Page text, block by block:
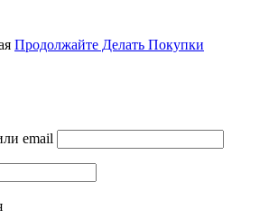
Продолжайте Делать Покупки
email